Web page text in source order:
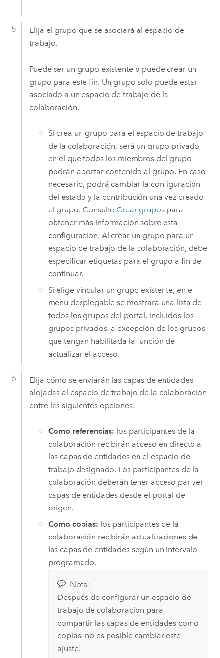
Elija el grupo que se asociará al espacio de
trabajo.
Puede ser un grupo existente o puede crear un
grupo para este fin. Un grupo solo puede estar
asociado a un espacio de trabajo de la
colaboración.
Si crea un grupo para el espacio de trabajo
de la colaboración, será un grupo privado
en el que todos los miembros del grupo
podrán aportar contenido al grupo. En caso
necesario, podrá cambiar la configuración
del estado y la contribución una vez creado
el grupo. Consulte Crear grupos para
obtener más información sobre esta
configuración. Al crear un grupo para un
espacio de trabajo de la colaboración, debe
especificar etiquetas para el grupo a fin de
continuar.
Si elige vincular un grupo existente, en el
menú desplegable se mostrará una lista de
todos los grupos del portal, incluidos los
grupos privados, a excepción de los grupos
que tengan habilitada la función de
actualizar el acceso.
Elija cómo se enviarán las capas de entidades
alojadas al espacio de trabajo de la colaboración
entre las siguientes opciones:
Como referencias: los participantes de la
colaboración recibirán acceso en directo a
las capas de entidades en el espacio de
trabajo designado. Los participantes de la
colaboración deberán tener acceso par ver
capas de entidades desde el portal de
origen.
Como copias: los participantes de la
colaboración recibirán actualizaciones de
las capas de entidades según un intervalo
programado.
Nota:
Después de configurar un espacio de
trabajo de colaboración para
compartir las capas de entidades como
copias, no es posible cambiar este
ajuste.